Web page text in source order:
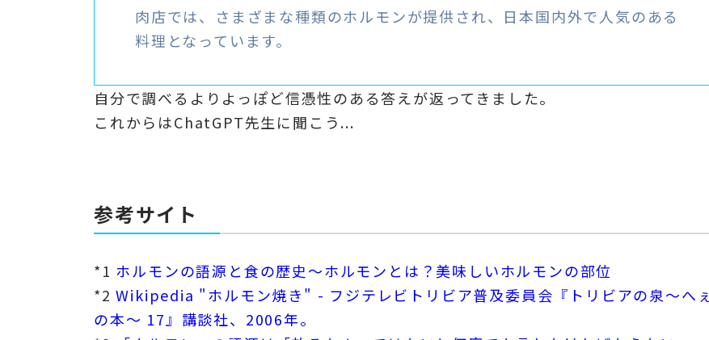
肉店では、さまざまな種類のホルモンが提供され、日本国内外で人気のある
料理となっています。
自分で調べるよりよっぽど信憑性のある答えが返ってきました。
これからはChatGPT先生に聞こう...
参考サイト
*1 ホルモンの語源と食の歴史～ホルモンとは？美味しいホルモンの部位
*2Wikipedia "ホルモン焼き" - フジテレビトリビア普及委員会『トリビアの泉〜へぇ
の本〜 17』講談社、2006年。